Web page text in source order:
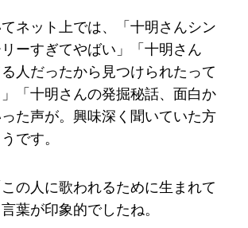
ネット上では、「十明さんシン
ーすぎてやばい」「十明さん
人だったから見つけられたって
「十明さんの発掘秘話、面白か
た声が。興味深く聞いていた方
です。
の人に歌われるために生まれて
葉が印象的でしたね。